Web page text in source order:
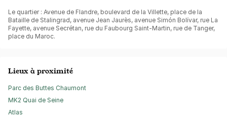
Le quartier : Avenue de Flandre, boulevard de la Villette, place de la
Bataille de Stalingrad, avenue Jean Jaurès, avenue Simón Bolívar, rue La
Fayette, avenue Secrétan, rue du Faubourg Saint-Martin, rue de Tanger,
place du Maroc.
Lieux à proximité
Parc des Buttes Chaumont
MK2 Quai de Seine
Atlas